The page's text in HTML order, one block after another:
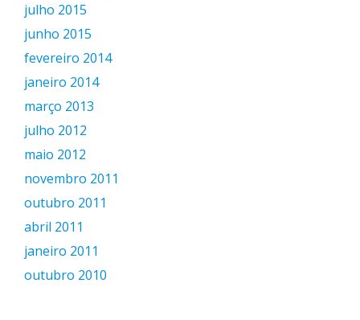
julho 2015
junho 2015
fevereiro 2014
janeiro 2014
março 2013
julho 2012
maio 2012
novembro 2011
outubro 2011
abril 2011
janeiro 2011
outubro 2010